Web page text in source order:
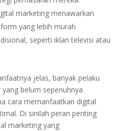
marketing menawarkan
yang lebih murah
seperti iklan televisi atau
jelas, banyak pelaku
belum sepenuhnya
cara memanfaatkan digital
Di sinilah peran penting
marketing yang